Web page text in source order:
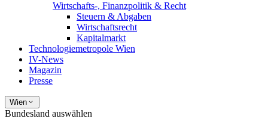
Wirtschafts-, Finanzpolitik & Recht
Steuern & Abgaben
Wirtschaftsrecht
Kapitalmarkt
Technologiemetropole Wien
IV-News
Magazin
Presse
Wien
Bundesland auswählen